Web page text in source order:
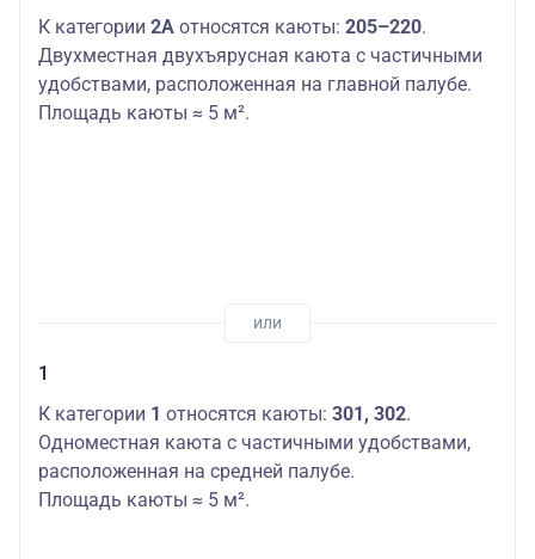
К категории 2А относятся каюты: 205–220.
Двухместная двухъярусная каюта с частичными
удобствами, расположенная на главной палубе.
Площадь каюты ≈ 5 м².
1
К категории 1 относятся каюты: 301, 302.
Одноместная каюта с частичными удобствами,
расположенная на средней палубе.
Площадь каюты ≈ 5 м².